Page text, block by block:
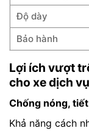
Độ dày
Bảo hành
Lợi ích vượt
cho xe dịch vụ
Chống nóng,
Khả năng cách